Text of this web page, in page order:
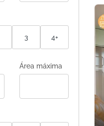
3 4+
Área máxima